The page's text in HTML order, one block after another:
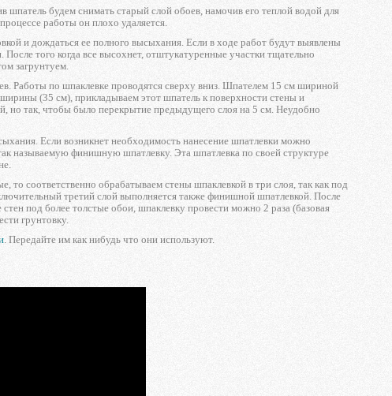
будем снимать старый слой обоев, намочив его теплой водой для
работы он плохо удаляется.
и дождаться ее полного высыхания. Если в ходе работ будут выявлены
того когда все высохнет, отштукатуренные участки тщательно
загрунтуем.
Работы по шпаклевке проводятся сверху вниз. Шпателем 15 см шириной
(35 см), прикладываем этот шпатель к поверхности стены и
но так, чтобы было перекрытие предыдущего слоя на 5 см. Неудобно
Если возникнет необходимость нанесение шпатлевки можно
называемую финишную шпатлевку. Эта шпатлевка по своей структуре
то соответственно обрабатываем стены шпаклевкой в три слоя, так как под
третий слой выполняется также финишной шпатлевкой. После
под более толстые обои, шпаклевку провести можно 2 раза (базовая
грунтовку.
. Передайте им как нибудь что они используют.